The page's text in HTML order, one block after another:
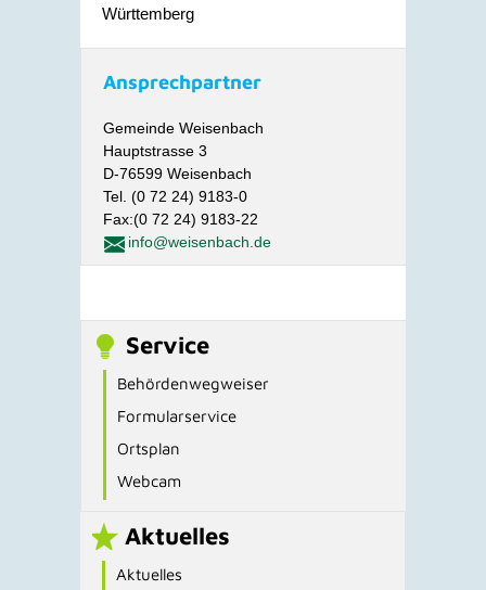
Württemberg
Ansprechpartner
Gemeinde Weisenbach
Hauptstrasse 3
D-76599 Weisenbach
Tel. (0 72 24) 9183-0
Fax:(0 72 24) 9183-22
info@weisenbach.de
Service
Behördenwegweiser
Formularservice
Ortsplan
Webcam
Aktuelles
Aktuelles